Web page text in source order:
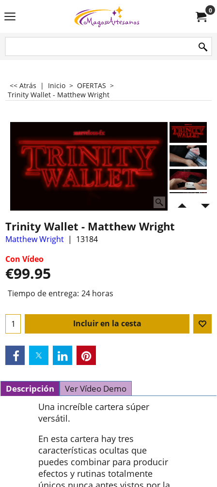
0
<< Atrás | Inicio > OFERTAS >
Trinity Wallet - Matthew Wright
Trinity Wallet - Matthew Wright
Matthew Wright
13184
Con Vídeo
€99.95
Tiempo de entrega: 24 horas
Incluir en la cesta
Descripción Ver Vídeo Demo
Una increíble cartera súper
versátil.
En esta cartera hay tres
características ocultas que
puedes combinar para producir
efectos y rutinas totalmente